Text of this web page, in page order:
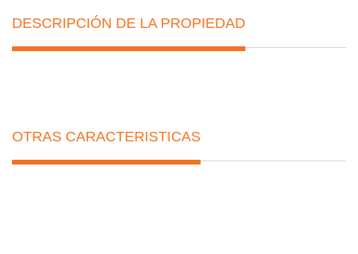
DESCRIPCIÓN DE LA PROPIEDAD
OTRAS CARACTERISTICAS